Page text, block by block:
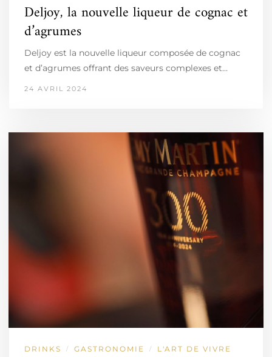
Deljoy, la nouvelle liqueur de cognac et
d’agrumes
Deljoy est la nouvelle liqueur composée de cognac
et d’agrumes offrant des saveurs complexes et…
24 AVRIL 2024
DRINKS / GASTRONOMIE / L'ART DE VIVRE